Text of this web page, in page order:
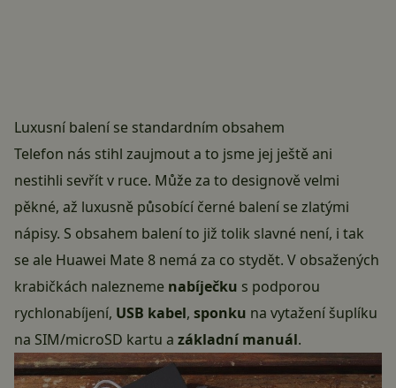
Luxusní balení se standardním obsahem
Telefon nás stihl zaujmout a to jsme jej ještě ani
nestihli sevřít v ruce. Může za to designově velmi
pěkné, až luxusně působící černé balení se zlatými
nápisy. S obsahem balení to již tolik slavné není, i tak
se ale Huawei Mate 8 nemá za co stydět. V obsažených
krabičkách nalezneme nabíječku s podporou
rychlonabíjení, USB kabel, sponku na vytažení šuplíku
na SIM/microSD kartu a základní manuál.